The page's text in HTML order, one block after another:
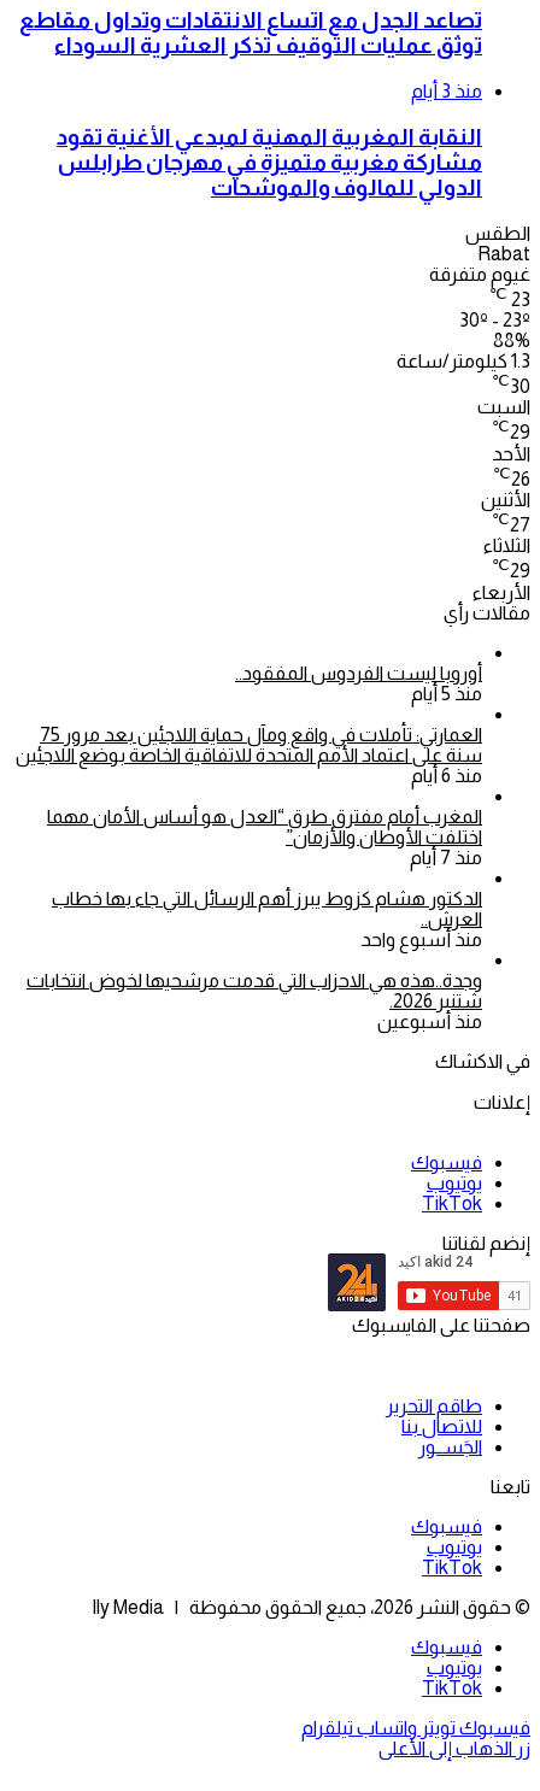
تصاعد الجدل مع اتساع الانتقادات وتداول مقاطع
توثق عمليات التوقيف تذكر العشرية السوداء
منذ 3 أيام
النقابة المغربية المهنية لمبدعي الأغنية تقود
مشاركة مغربية متميزة في مهرجان طرابلس
الدولي للمالوف والموشحات
الطقس
Rabat
غيوم متفرقة
23
℃
30º - 23º
88%
1.3 كيلومتر/ساعة
30
℃
السبت
29
℃
الأحد
26
℃
الأثنين
27
℃
الثلاثاء
29
℃
الأربعاء
مقالات رأي
أوروبا ليست الفردوس المفقود..
منذ 5 أيام
العمارتي: تأملات في واقع ومآل حماية اللاجئين بعد مرور 75
سنة على اعتماد الأمم المتحدة للاتفاقية الخاصة بوضع اللاجئين
منذ 6 أيام
المغرب أمام مفترق طرق “العدل هو أساس الأمان مهما
اختلفت الأوطان والأزمان”
منذ 7 أيام
الدكتور هشام كزوط يبرز أهم الرسائل التي جاء بها خطاب
العرش..
منذ أسبوع واحد
وجدة..هذه هي الاحزاب التي قدمت مرشحيها لخوض انتخابات
شتنبر 2026.
منذ أسبوعين
في الاكشاك
إعلانات
فيسبوك
يوتيوب
‫TikTok
إنضم لقناتنا
صفحتنا على الفايسبوك
طاقم التحرير
للاتصال بنا
الجَســور
تابعنا
فيسبوك
يوتيوب
‫TikTok
© حقوق النشر 2026، جميع الحقوق محفوظة | Ily Media
فيسبوك
يوتيوب
‫TikTok
فيسبوك تويتر واتساب تيلقرام
زر الذهاب إلى الأعلى